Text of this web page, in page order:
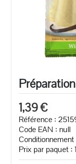
1,39 €
Référence :
Code EAN : null
Prix par paquet :